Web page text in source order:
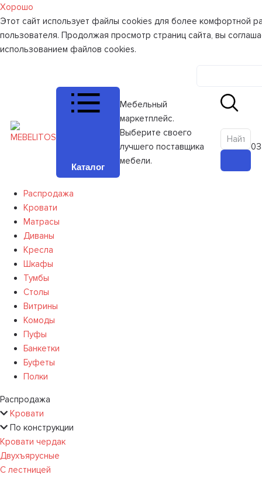
Хорошо
Этот сайт использует файлы cookies для более комфортной
пользователя. Продолжая просмотр страниц сайта, вы
использованием файлов cookies.
Каталог
Мебельный
маркетплейс.
Выберите своего
лучшего поставщика
мебели.
0
Распродажа
Кровати
Матрасы
Диваны
Кресла
Шкафы
Тумбы
Столы
Витрины
Комоды
Пуфы
Банкетки
Буфеты
Полки
Распродажа
Кровати
По конструкции
Кровати чердак
Двухъярусные
С лестницей